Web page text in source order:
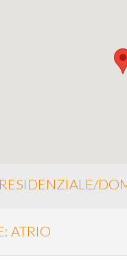
ATRIO